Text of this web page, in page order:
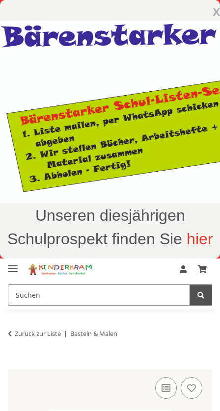
x
Unseren diesjährigen
Schulprospekt finden Sie hier
Zurück zur Liste Basteln & Malen